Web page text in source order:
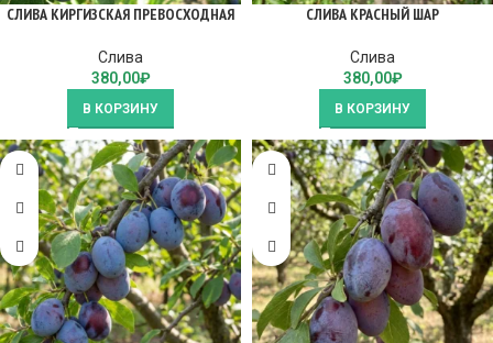
СЛИВА КИРГИЗСКАЯ ПРЕВОСХОДНАЯ
Слива
380,00₽
В КОРЗИНУ
СЛИВА КРАСНЫЙ ШАР
Слива
380,00₽
В КОРЗИНУ